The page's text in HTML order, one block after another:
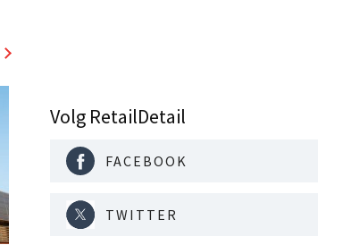
Volg RetailDetail
FACEBOOK
TWITTER